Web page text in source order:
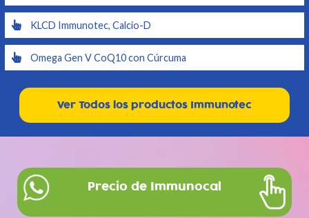
KLCD Immunotec, Calcio-D
Omega Gen V CoQ10 con Cúrcuma
Ver Todos los productos Immunotec
Precio de Immunocal